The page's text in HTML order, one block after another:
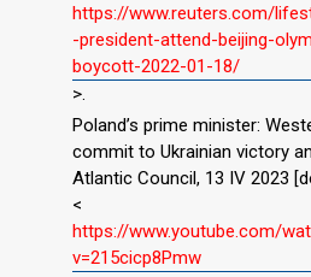
https://www.reuters.com/
-president-attend-beijing-
boycott-2022-01-18/
>.
Poland’s prime minister:
commit to Ukrainian victory
Atlantic Council, 13 IV 2023
<
https://www.youtube.com/
v=215cicp8Pmw